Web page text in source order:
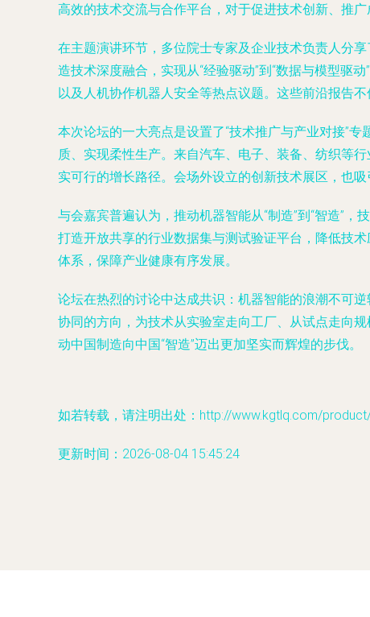
高效的技术交流与合作平台，对于促进技术创新、推
在主题演讲环节，多位院士专家及企业技术负责人分
造技术深度融合，实现从“经验驱动”到“数据与模型驱
以及人机协作机器人安全等热点议题。这些前沿报告
本次论坛的一大亮点是设置了“技术推广与产业对接”
质、实现柔性生产。来自汽车、电子、装备、纺织等
实可行的增长路径。会场外设立的创新技术展区，也
与会嘉宾普遍认为，推动机器智能从“制造”到“智造”
打造开放共享的行业数据集与测试验证平台，降低技
体系，保障产业健康有序发展。
论坛在热烈的讨论中达成共识：机器智能的浪潮不可
协同的方向，为技术从实验室走向工厂、从试点走向
动中国制造向中国“智造”迈出更加坚实而辉煌的步伐。
如若转载，请注明出处：http://www.kgtlq.com/
更新时间：2026-08-04 15:45:24